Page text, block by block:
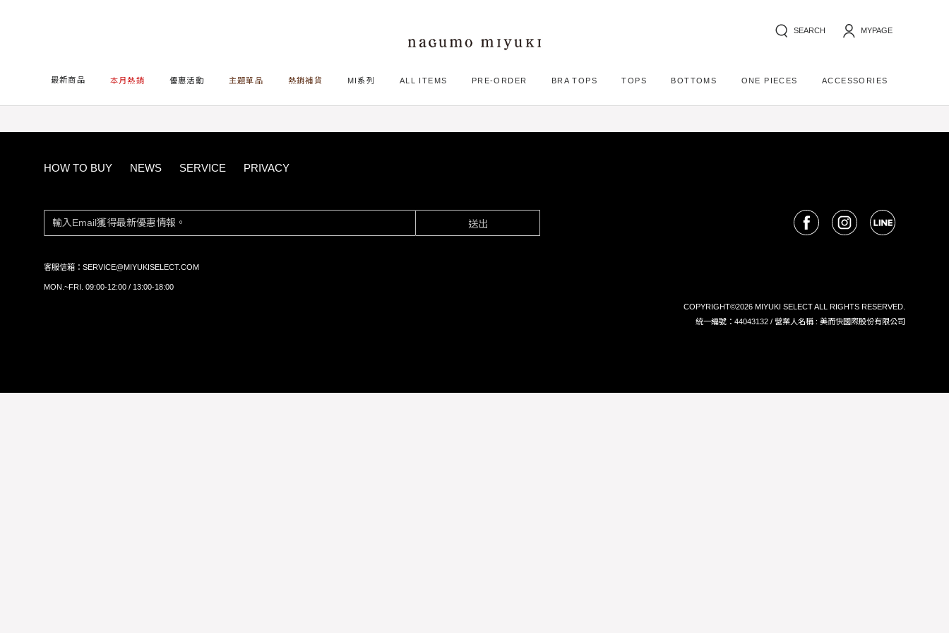
SEARCH MYPAGE
最新商品 本月熱銷 優惠活動 主題單品 熱銷補貨 MI系列 ALL ITEMS PRE-ORDER BRA TOPS TOPS BOTTOMS ONE PIECES ACCESSORIES
HOW TO BUY NEWS SERVICE PRIVACY
送出
客服信箱： SERVICE@MIYUKISELECT.COM
MON.~FRI. 09:00-12:00 / 13:00-18:00
COPYRIGHT©2026 MIYUKI SELECT ALL RIGHTS RESERVED.
統一編號：44043132 / 營業人名稱 : 美而快國際股份有限公司